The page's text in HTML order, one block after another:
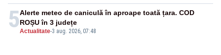
5Actualitate-3 aug. 2026, 07:48
Alerte meteo de caniculă în aproape toată țara. COD
ROȘU în 3 județe